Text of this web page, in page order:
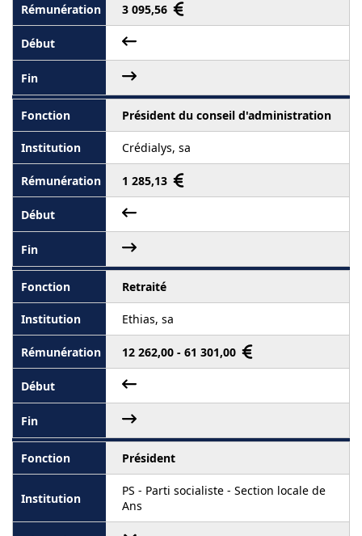
3 095,56
Président du conseil d'administration
Crédialys, sa
1 285,13
Retraité
Ethias, sa
12 262,00 - 61 301,00
Président
PS - Parti socialiste - Section locale de
Ans